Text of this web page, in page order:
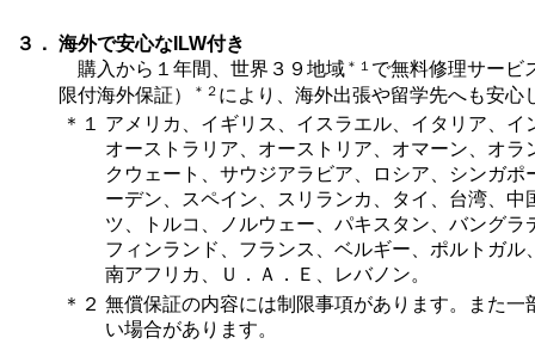
３． 海外で安心なILW付き
購入から１年間、世界３９地域 ＊１ で無料修理サービ
限付海外保証）
＊２ により、海外出張や留学先へも安心
＊１
アメリカ、イギリス、イスラエル、イタリア、イ
オーストラリア、オーストリア、オマーン、オラ
クウェート、サウジアラビア、ロシア、シンガポ
ーデン、スペイン、スリランカ、タイ、台湾、中
ツ、トルコ、ノルウェー、パキスタン、バングラ
フィンランド、フランス、ベルギー、ポルトガル
南アフリカ、Ｕ．Ａ．Ｅ、レバノン。
＊２ 無償保証の内容には制限事項があります。また一
い場合があります。